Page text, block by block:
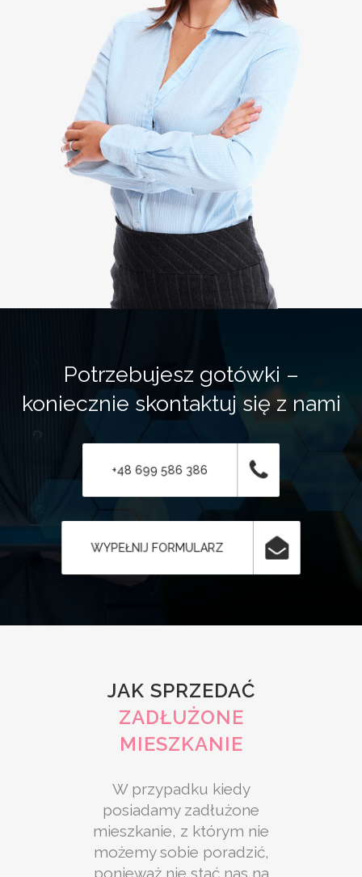
Potrzebujesz gotówki –
koniecznie skontaktuj się z nami
+48 699 586 386
WYPEŁNIJ FORMULARZ
JAK SPRZEDAĆ
ZADŁUŻONE
MIESZKANIE
W przypadku kiedy
posiadamy zadłużone
mieszkanie, z którym nie
możemy sobie poradzić,
ponieważ nie stać nas na